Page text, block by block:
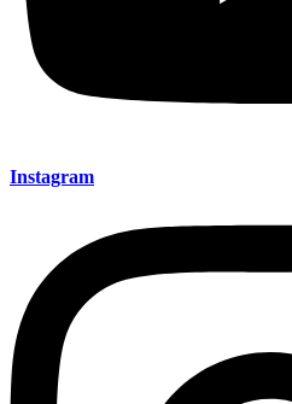
Instagram